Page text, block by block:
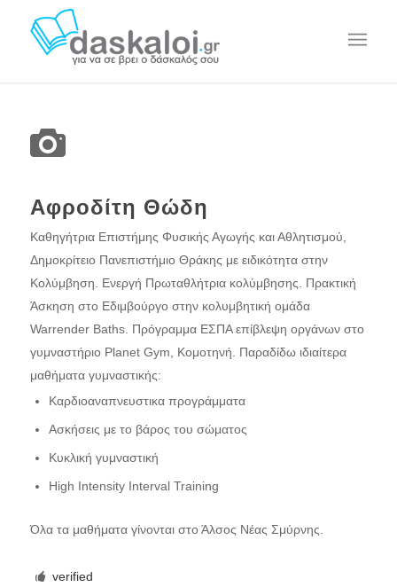
Αφροδίτη Θώδη
Καθηγήτρια Επιστήμης Φυσικής Αγωγής και Αθλητισμού,
Δημοκρίτειο Πανεπιστήμιο Θράκης με ειδικότητα στην
Κολύμβηση. Ενεργή Πρωταθλήτρια κολύμβησης. Πρακτική
Άσκηση στο Εδιμβούργο στην κολυμβητική ομάδα
Warrender Baths. Πρόγραμμα ΕΣΠΑ επίβλεψη οργάνων στο
γυμναστήριο Planet Gym, Κομοτηνή. Παραδίδω ιδιαίτερα
μαθήματα γυμναστικής:
Καρδιοαναπνευστικα προγράμματα
Ασκήσεις με το βάρος του σώματος
Κυκλική γυμναστική
High Intensity Interval Training
Όλα τα μαθήματα γίνονται στο Άλσος Νέας Σμύρνης.
verified